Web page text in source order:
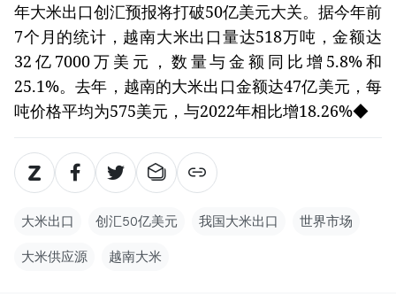
年大米出口创汇预报将打破50亿美元大关。据今年前
7个月的统计，越南大米出口量达518万吨，金额达
32亿7000万美元，数量与金额同比增5.8%和
25.1%。去年，越南的大米出口金额达47亿美元，每
吨价格平均为575美元，与2022年相比增18.26%◆
大米出口 创汇50亿美元 我国大米出口 世界市场
大米供应源 越南大米